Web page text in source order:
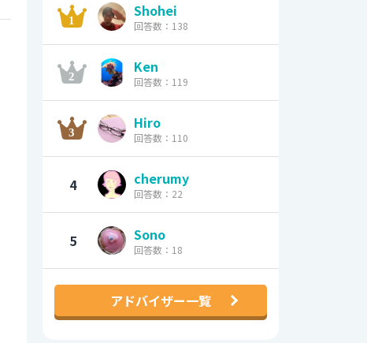
Shohei
回答数：138
Ken
回答数：119
Hiro
回答数：110
4 cherumy
回答数：22
5 Sono
回答数：18
アドバイザー一覧